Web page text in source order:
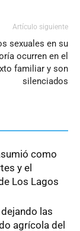
Artículo siguiente
sexuales en su
ocurren en el
familiar y son
silenciados
como
y el
Los Lagos
las
agrícola del